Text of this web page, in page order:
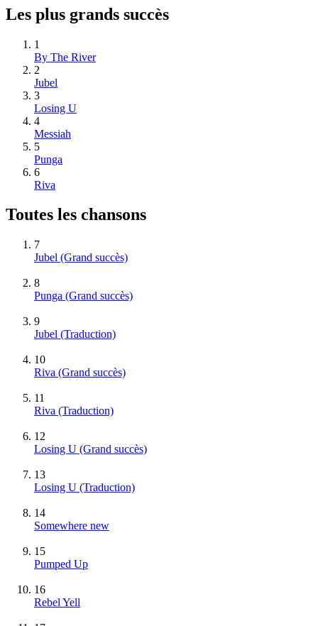
Les plus grands succès
1
By The River
2
Jubel
3
Losing U
4
Messiah
5
Punga
6
Riva
Toutes les chansons
7
Jubel (Grand succès)
8
Punga (Grand succès)
9
Jubel (Traduction)
10
Riva (Grand succès)
11
Riva (Traduction)
12
Losing U (Grand succès)
13
Losing U (Traduction)
14
Somewhere new
15
Pumped Up
16
Rebel Yell